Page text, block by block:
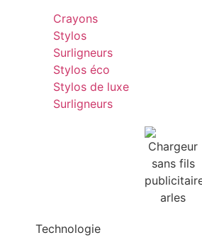
Crayons
Stylos
Surligneurs
Stylos éco
Stylos de luxe
Surligneurs
Technologie